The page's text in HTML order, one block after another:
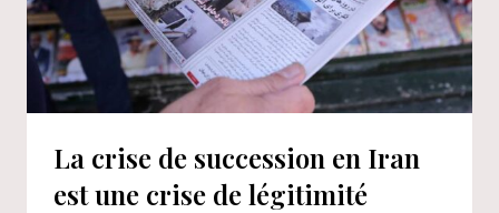
La crise de succession en Iran
est une crise de légitimité